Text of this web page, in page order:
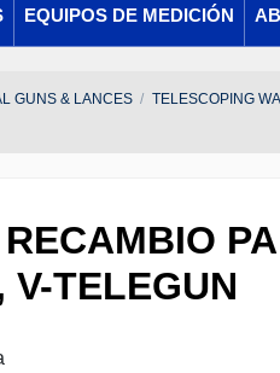
EQUIPOS DE MEDICIÓN
GUNS & LANCES
TELESCOPING
V-TELEGUN